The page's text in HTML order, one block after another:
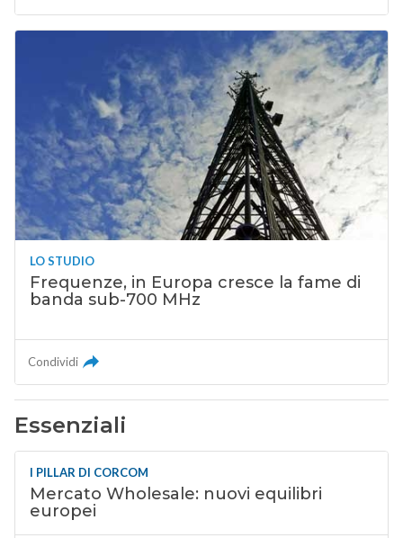
LO STUDIO
Frequenze, in Europa cresce la fame di
banda sub-700 MHz
Condividi
Essenziali
I PILLAR DI CORCOM
Mercato Wholesale: nuovi equilibri
europei